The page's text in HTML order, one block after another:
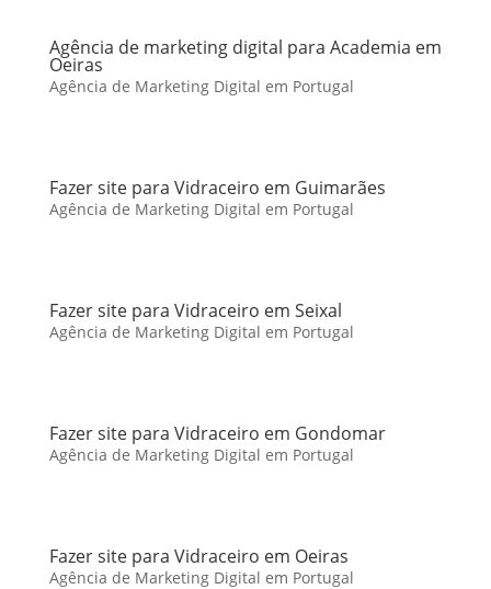
Agência de marketing digital para Academia em
Oeiras
Agência de Marketing Digital em Portugal
Fazer site para Vidraceiro em Guimarães
Agência de Marketing Digital em Portugal
Fazer site para Vidraceiro em Seixal
Agência de Marketing Digital em Portugal
Fazer site para Vidraceiro em Gondomar
Agência de Marketing Digital em Portugal
Fazer site para Vidraceiro em Oeiras
Agência de Marketing Digital em Portugal